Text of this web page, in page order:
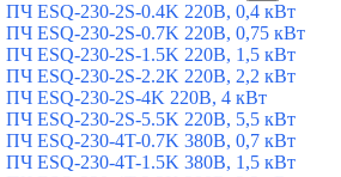
ПЧ ESQ-230-2S-0.4K 220В, 0,4 кВт
ПЧ ESQ-230-2S-0.7K 220В, 0,75 кВт
ПЧ ESQ-230-2S-1.5K 220В, 1,5 кВт
ПЧ ESQ-230-2S-2.2K 220В, 2,2 кВт
ПЧ ESQ-230-2S-4K 220В, 4 кВт
ПЧ ESQ-230-2S-5.5K 220В, 5,5 кВт
ПЧ ESQ-230-4T-0.7K 380В, 0,7 кВт
ПЧ ESQ-230-4T-1.5K 380В, 1,5 кВт